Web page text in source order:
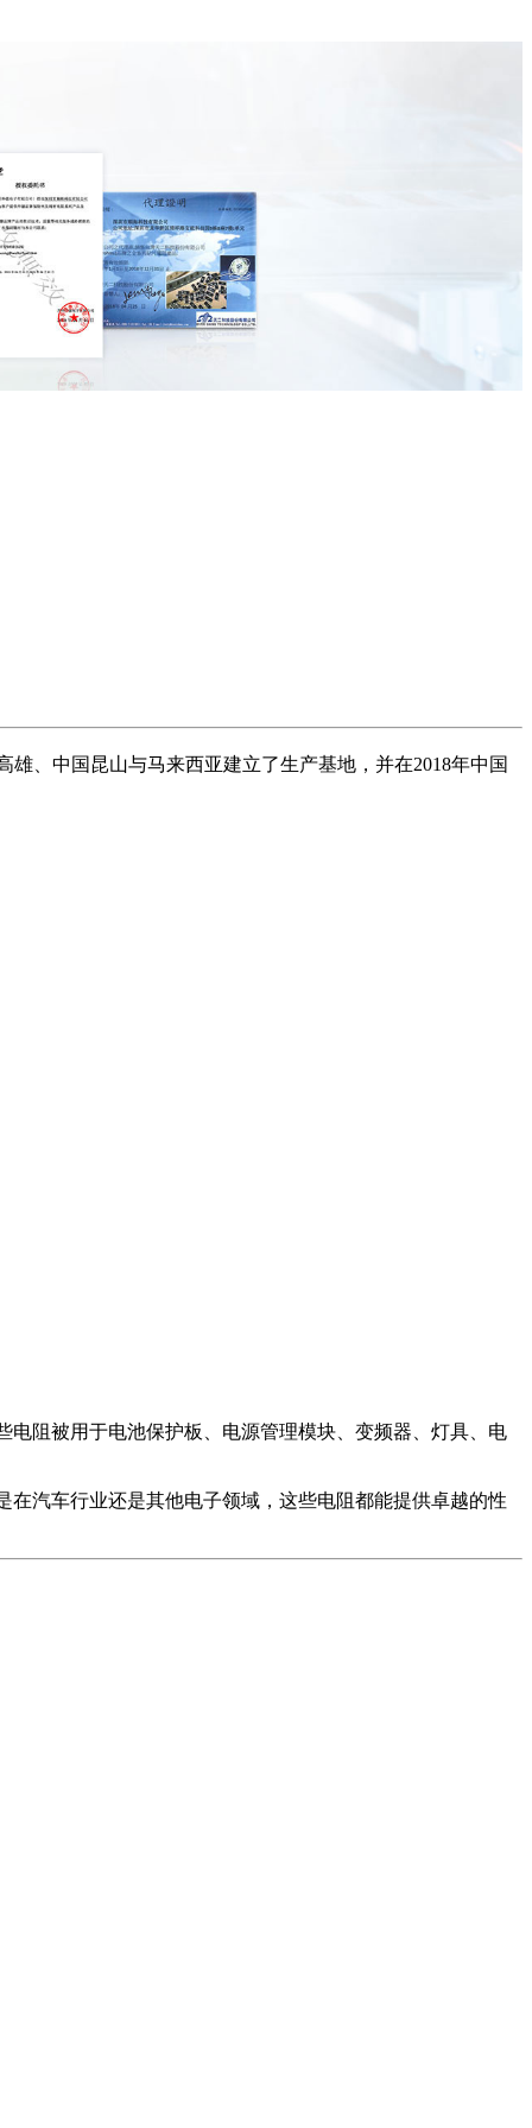
、中国昆山与马来西亚建立了生产基地，并在2018年中国
电阻被用于电池保护板、电源管理模块、变频器、灯具、电
在汽车行业还是其他电子领域，这些电阻都能提供卓越的性